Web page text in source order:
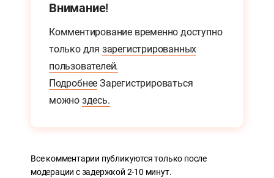
Внимание!
Комментирование временно доступно
только для зарегистрированных
пользователей.
Подробнее Зарегистрироваться
можно здесь.
Все комментарии публикуются только после
модерации с задержкой 2-10 минут.